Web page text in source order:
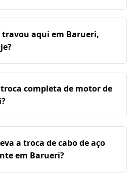
travou aqui em Barueri,
completa de motor de
a troca de cabo de aço
em Barueri?